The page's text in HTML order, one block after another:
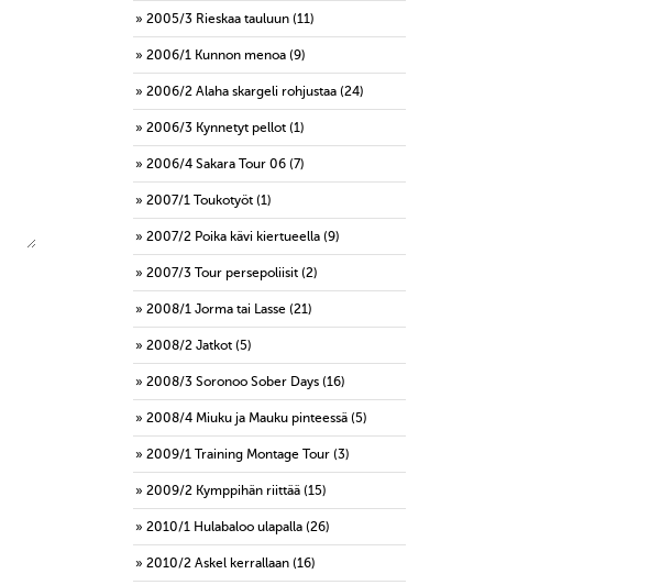
2005/3 Rieskaa tauluun (11)
2006/1 Kunnon menoa (9)
2006/2 Alaha skargeli rohjustaa (24)
2006/3 Kynnetyt pellot (1)
2006/4 Sakara Tour 06 (7)
2007/1 Toukotyöt (1)
2007/2 Poika kävi kiertueella (9)
2007/3 Tour persepoliisit (2)
2008/1 Jorma tai Lasse (21)
2008/2 Jatkot (5)
2008/3 Soronoo Sober Days (16)
2008/4 Miuku ja Mauku pinteessä (5)
2009/1 Training Montage Tour (3)
2009/2 Kymppihän riittää (15)
2010/1 Hulabaloo ulapalla (26)
2010/2 Askel kerrallaan (16)